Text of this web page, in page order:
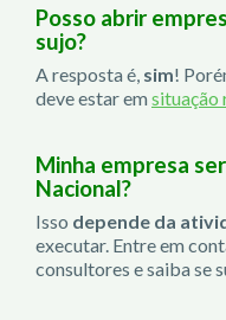
Posso abrir
sujo?
A resposta é, sim!
deve estar emsituação
Minha empresa
Nacional?
Isso depende da
executar. Entre em
consultores e saiba se